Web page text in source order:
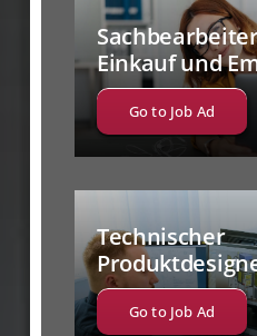
Einkauf und
Go to Job Ad
Technischer
Go to Job Ad